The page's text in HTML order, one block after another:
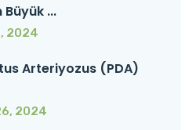
Büyük ...
2024
Arteriyozus (PDA)
2024